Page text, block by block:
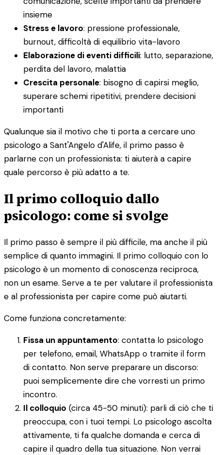
insieme
Stress e lavoro: pressione professionale,
burnout, difficoltà di equilibrio vita-lavoro
Elaborazione di eventi difficili: lutto, separazione,
perdita del lavoro, malattia
Crescita personale: bisogno di capirsi meglio,
superare schemi ripetitivi, prendere decisioni
importanti
Qualunque sia il motivo che ti porta a cercare uno
psicologo a Sant'Angelo d'Alife, il primo passo è
parlarne con un professionista: ti aiuterà a capire
quale percorso è più adatto a te.
Il primo colloquio dallo
psicologo: come si svolge
Il primo passo è sempre il più difficile, ma anche il più
semplice di quanto immagini. Il primo colloquio con lo
psicologo è un momento di conoscenza reciproca,
non un esame. Serve a te per valutare il professionista
e al professionista per capire come può aiutarti.
Come funziona concretamente:
Fissa un appuntamento: contatta lo psicologo
per telefono, email, WhatsApp o tramite il form
di contatto. Non serve preparare un discorso:
puoi semplicemente dire che vorresti un primo
incontro.
Il colloquio (circa 45-50 minuti): parli di ciò che ti
preoccupa, con i tuoi tempi. Lo psicologo ascolta
attivamente, ti fa qualche domanda e cerca di
capire il quadro della tua situazione. Non verrai